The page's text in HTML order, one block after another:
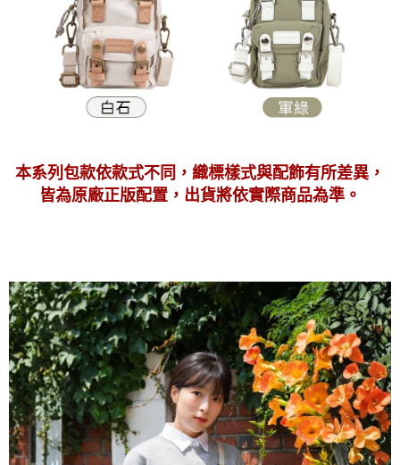
本系列包款依款式不同，織標樣式與配飾有所差異，
皆為原廠正版配置，出貨將依實際商品為準。